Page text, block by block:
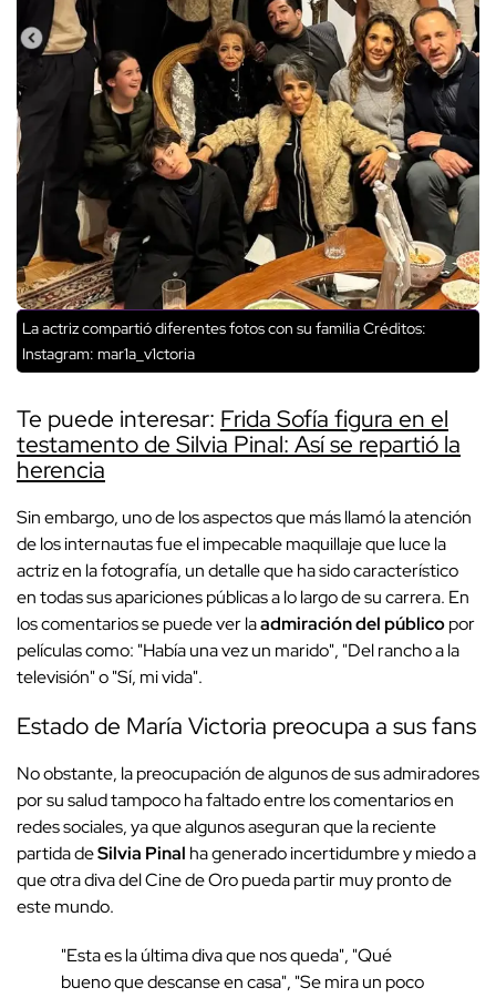
La actriz compartió diferentes fotos con su familiaCréditos:
Instagram: mar1a_v1ctoria
Te puede interesar: Frida Sofía figura en el
testamento de Silvia Pinal: Así se repartió la
herencia
Sin embargo, uno de los aspectos que más llamó la atención
de los internautas fue el impecable maquillaje que luce la
actriz en la fotografía, un detalle que ha sido característico
en todas sus apariciones públicas a lo largo de su carrera. En
los comentarios se puede ver laadmiración del públicopor
películas como: "Había una vez un marido", "Del rancho a la
televisión" o "Sí, mi vida".
Estado de María Victoria preocupa a sus fans
No obstante, la preocupación de algunos de sus admiradores
por su salud tampoco ha faltado entre los comentarios en
redes sociales, ya que algunos aseguran que la reciente
partida deSilvia Pinal ha generado incertidumbre y miedo a
que otra diva del Cine de Oro pueda partir muy pronto de
este mundo.
"Esta es la última diva que nos queda", "Qué
bueno que descanse en casa", "Se mira un poco